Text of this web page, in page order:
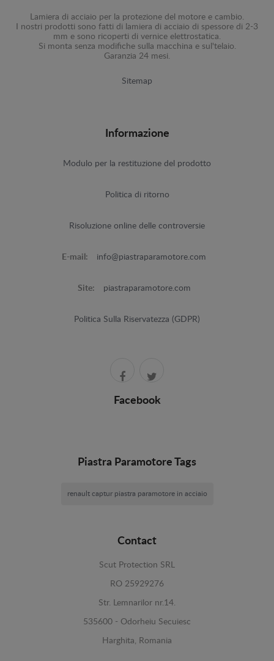
Lamiera di acciaio per la protezione del motore e cambio.
I nostri prodotti sono fatti di lamiera di acciaio di spessore di 2-3
mm e sono ricoperti di vernice elettrostatica.
Si monta senza modifiche sulla macchina e sul'telaio.
Garanzia 24 mesi.
Sitemap
Informazione
Modulo per la restituzione del prodotto
Politica di ritorno
Risoluzione online delle controversie
E-mail: info@piastraparamotore.com
Site: piastraparamotore.com
Politica Sulla Riservatezza (GDPR)
Facebook
Piastra Paramotore Tags
renault captur piastra paramotore in acciaio
Contact
Scut Protection SRL
RO 25929276
Str. Lemnarilor nr.14.
535600 - Odorheiu Secuiesc
Harghita, Romania